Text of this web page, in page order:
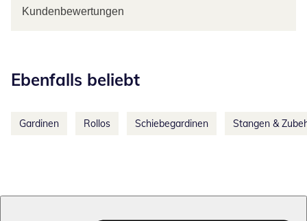
Kundenbewertungen
Ebenfalls beliebt
Gardinen Rollos Schiebegardinen Stangen &